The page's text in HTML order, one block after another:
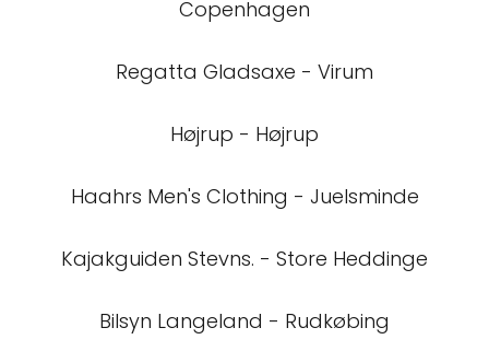
Copenhagen
Regatta Gladsaxe - Virum
Højrup - Højrup
Haahrs Men's Clothing - Juelsminde
Kajakguiden Stevns. - Store Heddinge
Bilsyn Langeland - Rudkøbing